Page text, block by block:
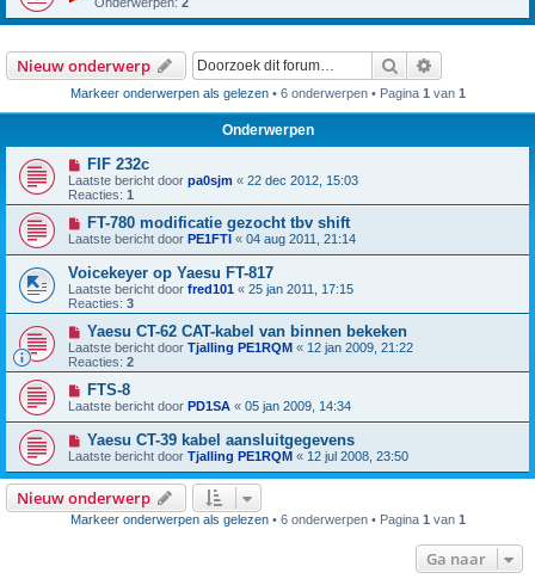
Nieuw onderwerp Zoek
Markeer onderwerpen als gelezen• 6 onderwerpen • Pagina 1 van 1
Onderwerpen
FIF 232c
Laatste bericht door pa0sjm « 22 dec 2012, 15:03
Reacties: 1
FT-780 modificatie gezocht tbv shift
Laatste bericht door PE1FTI « 04 aug 2011, 21:14
Voicekeyer op Yaesu FT-817
Laatste bericht door fred101 « 25 jan 2011, 17:15
Reacties: 3
Yaesu CT-62 CAT-kabel van binnen bekeken
Laatste bericht door Tjalling PE1RQM « 12 jan 2009, 21:22
Reacties: 2
FTS-8
Laatste bericht door PD1SA « 05 jan 2009, 14:34
Yaesu CT-39 kabel aansluitgegevens
Laatste bericht door Tjalling PE1RQM « 12 jul 2008, 23:50
Nieuw onderwerp
Markeer onderwerpen als gelezen• 6 onderwerpen • Pagina 1 van 1
Ga naar